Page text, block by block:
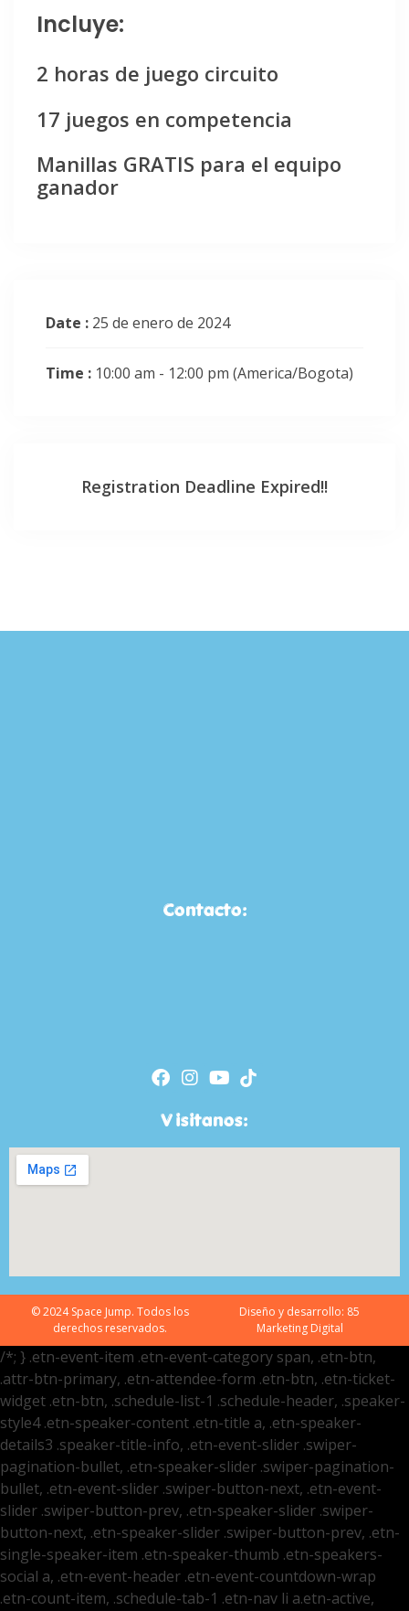
Incluye:
2 horas de juego circuito
17 juegos en competencia
Manillas GRATIS para el equipo
ganador
Date : 25 de enero de 2024
Time : 10:00 am - 12:00 pm (America/Bogota)
Registration Deadline Expired!!
Contacto:
Visitanos:
© 2024 Space Jump. Todos los
derechos reservados.
Diseño y desarrollo: 85
Marketing Digital
/*; } .etn-event-item .etn-event-category span, .etn-btn,
.attr-btn-primary, .etn-attendee-form .etn-btn, .etn-ticket-
widget .etn-btn, .schedule-list-1 .schedule-header, .speaker-
style4 .etn-speaker-content .etn-title a, .etn-speaker-
details3 .speaker-title-info, .etn-event-slider .swiper-
pagination-bullet, .etn-speaker-slider .swiper-pagination-
bullet, .etn-event-slider .swiper-button-next, .etn-event-
slider .swiper-button-prev, .etn-speaker-slider .swiper-
button-next, .etn-speaker-slider .swiper-button-prev, .etn-
single-speaker-item .etn-speaker-thumb .etn-speakers-
social a, .etn-event-header .etn-event-countdown-wrap
.etn-count-item, .schedule-tab-1 .etn-nav li a.etn-active,